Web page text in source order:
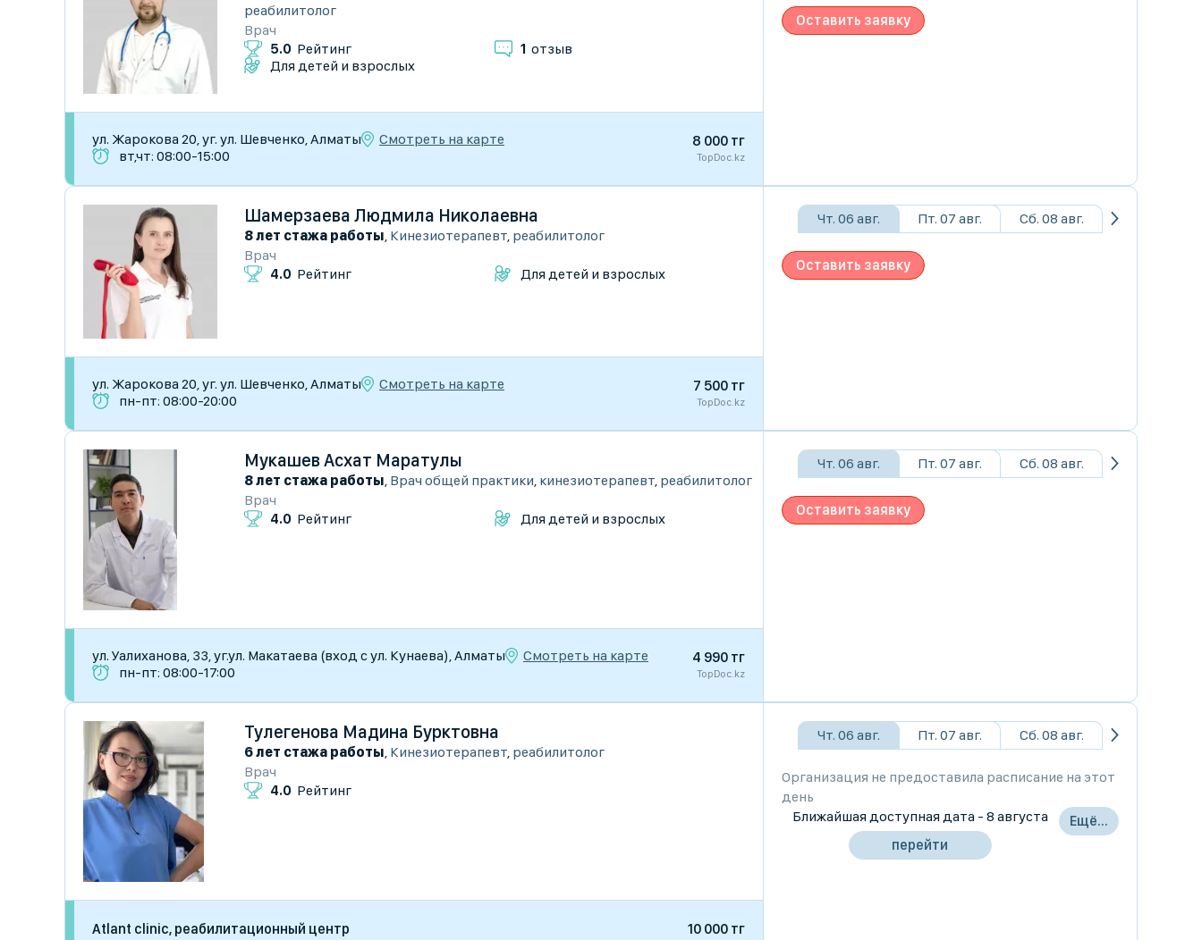
реабилитолог
Врач
5.0 Рейтинг 1 отзыв
Для детей и взрослых
ул. Жарокова 20, уг. ул. Шевченко, Алматы
Смотреть на карте
вт,чт: 08:00-15:00
8 000 тг
TopDoc.kz
Оставить заявку
Шамерзаева Людмила Николаевна
8 лет стажа работы, Кинезиотерапевт, реабилитолог
Врач
4.0 Рейтинг Для детей и взрослых
ул. Жарокова 20, уг. ул. Шевченко, Алматы
Смотреть на карте
пн-пт: 08:00-20:00
7 500 тг
TopDoc.kz
Чт. 06 авг. Пт. 07 авг. Сб. 08 авг.
Оставить заявку
Мукашев Асхат Маратулы
8 лет стажа работы, Врач общей практики, кинезиотерапевт, реабилитолог
Врач
4.0 Рейтинг Для детей и взрослых
ул. Уалиханова, 33, уг.ул. Макатаева (вход с ул. Кунаева), Алматы
Смотреть на карте
пн-пт: 08:00-17:00
4 990 тг
TopDoc.kz
Чт. 06 авг. Пт. 07 авг. Сб. 08 авг.
Оставить заявку
Тулегенова Мадина Бурктовна
6 лет стажа работы, Кинезиотерапевт, реабилитолог
Врач
4.0 Рейтинг
Atlant clinic, реабилитационный центр 10 000 тг
Чт. 06 авг. Пт. 07 авг. Сб. 08 авг.
Организация не предоставила расписание на этот
день
Ближайшая доступная дата - 8 августа
перейти
Ещё...